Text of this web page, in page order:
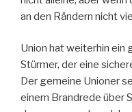
an den Rändern nicht
Union hat weiterhin ein
Stürmer, der eine
Der gemeine Unioner
einem Brandrede über